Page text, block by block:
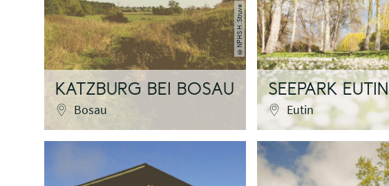
©
NPHS H. Struve
KATZBURG BEI BOSAU
Bosau
SEEPARK EUTIN
Eutin